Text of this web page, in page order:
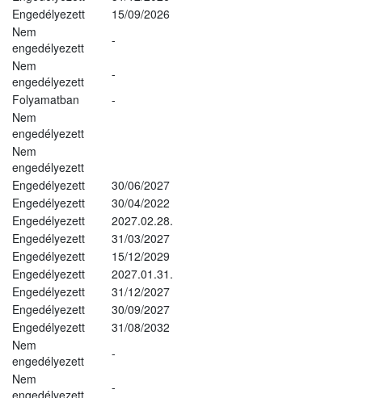
Engedélyezett
15/09/2026
Nem
engedélyezett
-
Nem
engedélyezett
-
Folyamatban
-
Nem
engedélyezett
Nem
engedélyezett
Engedélyezett
30/06/2027
Engedélyezett
30/04/2022
Engedélyezett
2027.02.28.
Engedélyezett
31/03/2027
Engedélyezett
15/12/2029
Engedélyezett
2027.01.31.
Engedélyezett
31/12/2027
Engedélyezett
30/09/2027
Engedélyezett
31/08/2032
Nem
engedélyezett
-
Nem
engedélyezett
-